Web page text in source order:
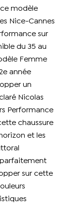
modèle
Nice-Cannes
sur
du 35 au
Femme
année
un
Nicolas
Performance
chaussure
et les
sur cette